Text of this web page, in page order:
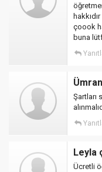
çoook
buna
Ümran
Şartları
Leyla
Ücretli